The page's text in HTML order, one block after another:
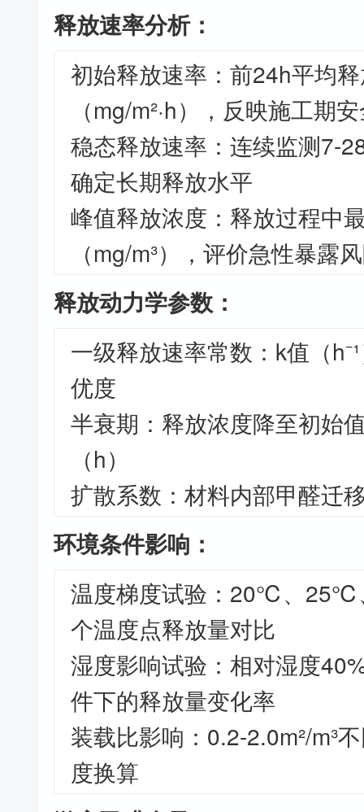
释放速率分析：
初始释放速率：前24h平均
（mg/m²·h），反映施工期
稳态释放速率：连续监测7-
确定长期释放水平
峰值释放浓度：释放过程中
（mg/m³），评价急性暴露
释放动力学参数：
一级释放速率常数：k值（
优度
半衰期：释放浓度降至初始
（h）
扩散系数：材料内部甲醛迁
环境条件影响：
温度梯度试验：20℃、
个温度点释放量对比
湿度影响试验：相对湿度
件下的释放量变化率
装载比影响：0.2-2.0m²/m³
度换算